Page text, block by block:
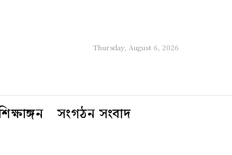
Thursday, August 6, 2026
সংগঠন সংবাদ